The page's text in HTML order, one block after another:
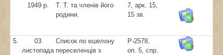
1949 р.
Т. Т. та членів його
родини.
7, арк. 15,
15 зв.
5.
03
листопада
Список по ешелону
переселенців з
Р-2578,
оп. 5, спр.